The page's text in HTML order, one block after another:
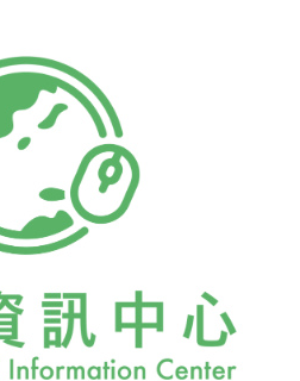
風險由全民承擔，人民卻求償
，3月底正式向奇異（GE）、
）等核電製造廠提起國
台，募集2,000位台灣民眾加
眾非核權若核電製造商不需對
全？因此，台灣、南韓律師代
及政府提起訴訟的案例。